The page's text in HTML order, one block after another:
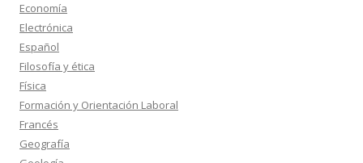
Economía
Electrónica
Español
Filosofía y ética
Física
Formación y Orientación Laboral
Francés
Geografía